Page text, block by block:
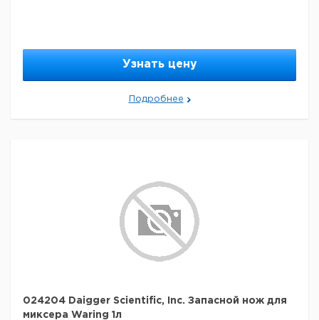
Узнать цену
Подробнее
024204 Daigger Scientific, Inc. Запасной нож для
миксера Waring 1л